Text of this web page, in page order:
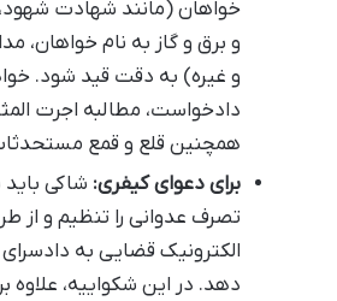
خواهان (مانند شهادت شهود،
و برق و گاز به نام خواهان،
و غیره) به دقت قید شود.
دادخواست، مطالبه اجرت
همچنین قلع و قمع
برای دعوای کیفری: شاکی
تصرف عدوانی را تنظیم و از
الکترونیک قضایی به
دهد. در این شکواییه، علاوه